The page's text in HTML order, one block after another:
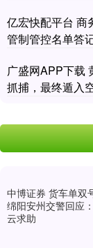
亿宏快配平台 商
管制管控名单答
广盛网APP下载
抓捕，最终遁入
中博证券 货车单双
绵阳安州交警回应
云求助